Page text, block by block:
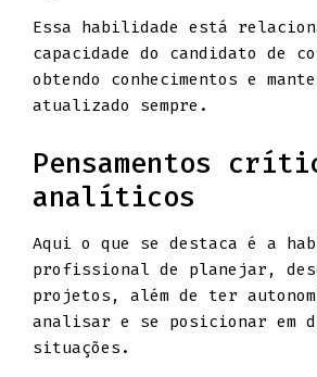
Essa habilidade está
capacidade do candidato de
obtendo conhecimentos e
atualizado sempre.
Pensamentos
analíticos
Aqui o que se destaca é a
profissional de planejar,
projetos, além de ter
analisar e se posicionar em
situações.